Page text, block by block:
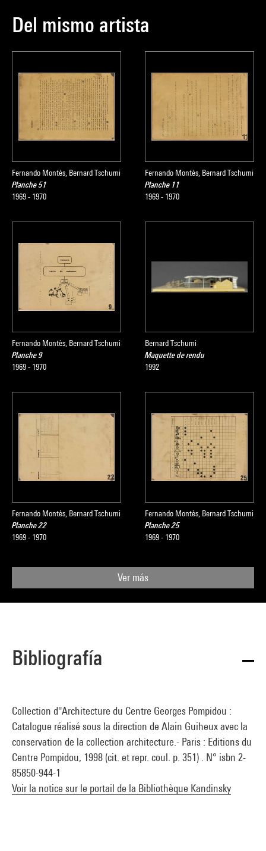
Del mismo artista
Fernando Montès, Bernard Tschumi
Planche 51
1969 - 1970
Fernando Montès, Bernard Tschumi
Planche 11
1969 - 1970
Fernando Montès, Bernard Tschumi
Planche 9
1969 - 1970
Bernard Tschumi
Maquette de rendu
1992
Fernando Montès, Bernard Tschumi
Planche 22
1969 - 1970
Fernando Montès, Bernard Tschumi
Planche 25
1969 - 1970
Ver más
Bibliografía
Collection d''Architecture du Centre Georges Pompidou :
Catalogue réalisé sous la direction de Alain Guiheux avec la
conservation de la collection architecture.- Paris : Editions du
Centre Pompidou, 1998 (cit. et repr. coul. p. 351) . N° isbn 2-
85850-944-1
Voir la notice sur le portail de la Bibliothèque Kandinsky